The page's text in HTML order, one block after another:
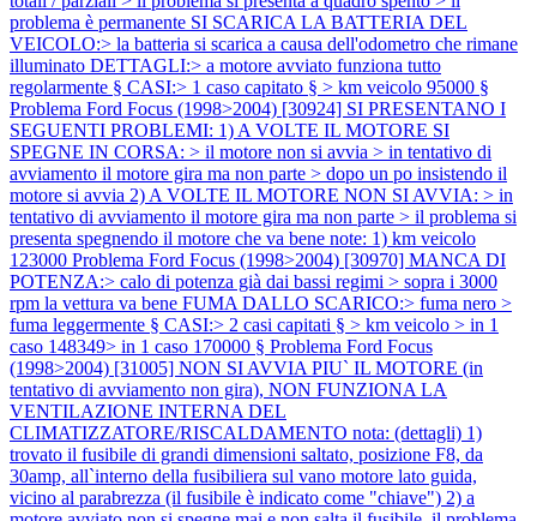
problema è permanente SI SCARICA LA BATTERIA DEL
VEICOLO:> la batteria si scarica a causa dell'odometro che rimane
illuminato DETTAGLI:> a motore avviato funziona tutto
regolarmente § CASI:> 1 caso capitato § > km veicolo 95000 §
Problema Ford Focus (1998>2004) [30924] SI PRESENTANO I
SEGUENTI PROBLEMI: 1) A VOLTE IL MOTORE SI
SPEGNE IN CORSA: > il motore non si avvia > in tentativo di
avviamento il motore gira ma non parte > dopo un po insistendo il
motore si avvia 2) A VOLTE IL MOTORE NON SI AVVIA: > in
tentativo di avviamento il motore gira ma non parte > il problema si
presenta spegnendo il motore che va bene note: 1) km veicolo
123000 Problema Ford Focus (1998>2004) [30970] MANCA DI
POTENZA:> calo di potenza già dai bassi regimi > sopra i 3000
rpm la vettura va bene FUMA DALLO SCARICO:> fuma nero >
fuma leggermente § CASI:> 2 casi capitati § > km veicolo > in 1
caso 148349> in 1 caso 170000 § Problema Ford Focus
(1998>2004) [31005] NON SI AVVIA PIU` IL MOTORE (in
tentativo di avviamento non gira), NON FUNZIONA LA
VENTILAZIONE INTERNA DEL
CLIMATIZZATORE/RISCALDAMENTO nota: (dettagli) 1)
trovato il fusibile di grandi dimensioni saltato, posizione F8, da
30amp, all`interno della fusibiliera sul vano motore lato guida,
vicino al parabrezza (il fusibile è indicato come "chiave") 2) a